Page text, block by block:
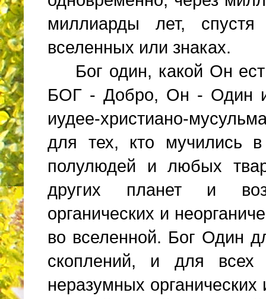
миллиарды лет,
вселенных или знаках.
Бог один, какой Он
БОГ - Добро, Он - Один
иудее-христиано-
для тех, кто мучились
полулюдей и любых
других планет и
органических и
во вселенной. Бог Один
скоплений, и для
неразумных органических